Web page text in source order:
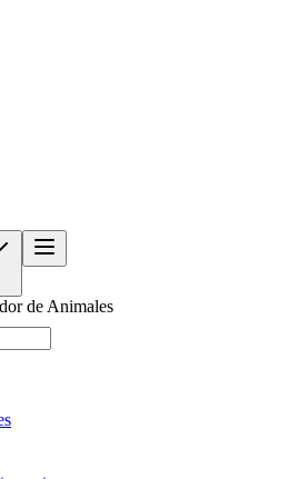
de Animales